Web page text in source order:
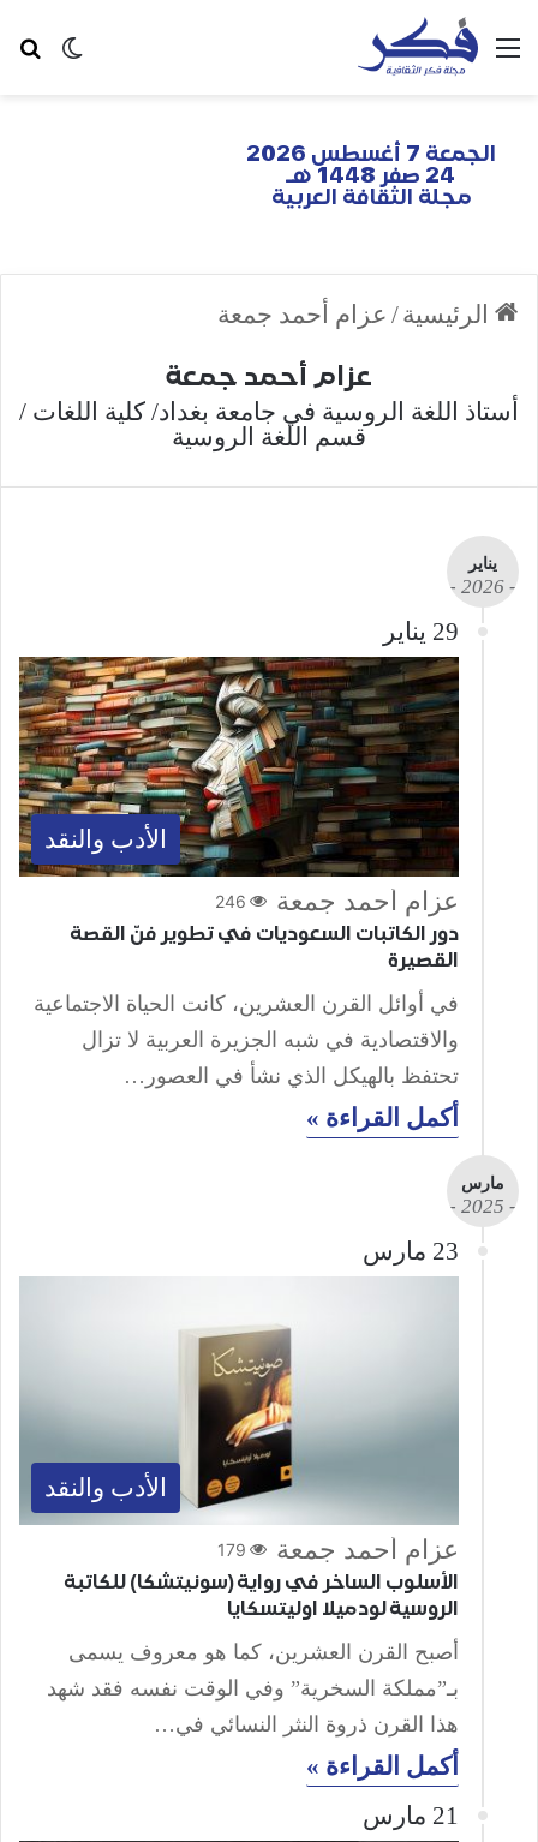
الجمعة 7 أغسطس 2026
24 صفر 1448 هـ
مجلة الثقافة العربية
الرئيسية/ عزام أحمد جمعة
عزام أحمد جمعة
أستاذ اللغة الروسية في جامعة بغداد/ كلية اللغات /
قسم اللغة الروسية
يناير
- 2026 -
29 يناير
الأدب والنقد
عزام أحمد جمعة 246
دور الكاتبات السعوديات في تطوير فنّ القصة
القصيرة
في أوائل القرن العشرين، كانت الحياة الاجتماعية
والاقتصادية في شبه الجزيرة العربية لا تزال
تحتفظ بالهيكل الذي نشأ في العصور…
أكمل القراءة »
مارس
- 2025 -
23 مارس
الأدب والنقد
عزام أحمد جمعة 179
الأسلوب الساخر في رواية (سونيتشكا) للكاتبة
الروسية لودميلا اوليتسكايا
أصبح القرن العشرين، كما هو معروف يسمى
بـ”مملكة السخرية” وفي الوقت نفسه فقد شهد
هذا القرن ذروة النثر النسائي في…
أكمل القراءة »
21 مارس